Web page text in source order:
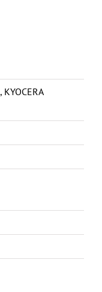
, KYOCERA